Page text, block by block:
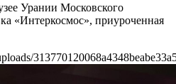
Урании Московского
«Интеркосмос», приуроченная